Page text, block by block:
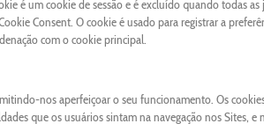
é um cookie de sessão e é excluído quando todas as
Consent. O cookie é usado para registrar a
com o cookie principal.
nos aperfeiçoar o seu funcionamento. Os
que os usuários sintam na navegação nos Sites,